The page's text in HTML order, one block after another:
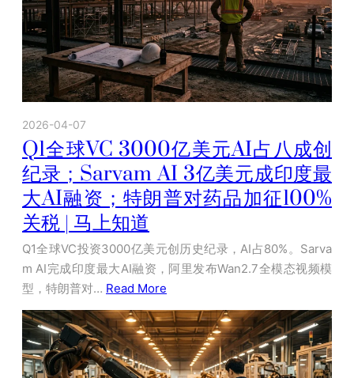
2026-04-07
Q1全球VC 3000亿美元AI占八成创
纪录；Sarvam AI 3亿美元成印度最
大AI融资；特朗普对药品加征100%
关税 | 马上知道
Q1全球VC投资3000亿美元创历史纪录，AI占80%。Sarva
m AI完成印度最大AI融资，阿里发布Wan2.7全模态视频模
型，特朗普对… Read More